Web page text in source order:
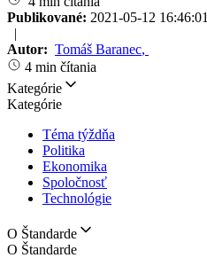
Publikované: 2021-05-12 16:46:01
|
Autor: Tomáš Baranec,
4 min čítania
Kategórie
Kategórie
Téma týždňa
Politika
Ekonomika
Spoločnosť
Technológie
O Štandarde
O Štandarde